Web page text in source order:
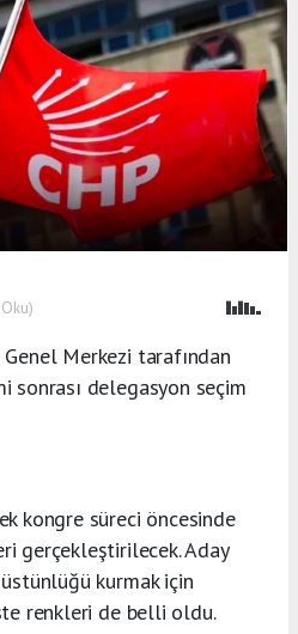
Merkezi tarafından
sonrası delegasyon seçim
kongre süreci öncesinde
gerçekleştirilecek. Aday
kurmak için
renkleri de belli oldu.